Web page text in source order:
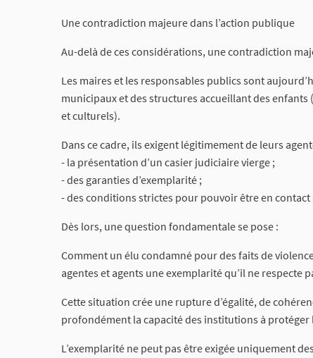
Une contradiction majeure dans l’action publique
Au-delà de ces considérations, une contradiction
Les maires et les responsables publics sont
municipaux et des structures accueillant des
et culturels).
Dans ce cadre, ils exigent légitimement de leurs
- la présentation d’un casier judiciaire vierge ;
- des garanties d’exemplarité ;
- des conditions strictes pour pouvoir être en contact
Dès lors, une question fondamentale se pose :
Comment un élu condamné pour des faits de
agentes et agents une exemplarité qu’il ne respecte
Cette situation crée une rupture d’égalité, de
profondément la capacité des institutions à protéger
L’exemplarité ne peut pas être exigée uniquement